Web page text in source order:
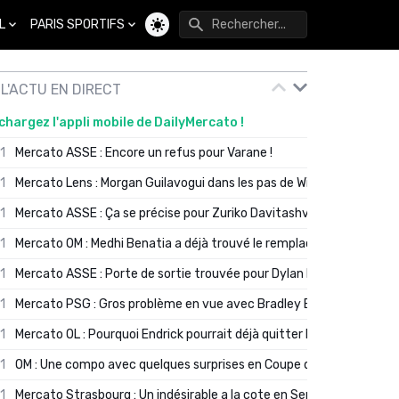
PARIS SPORTIFS
Changer de thème
L'ACTU EN DIRECT
l'appli mobile de DailyMercato !
Mercato ASSE : Encore un refus pour Varane !
Mercato Lens : Morgan Guilavogui dans les pas de Will Still ?
Mercato ASSE : Ça se précise pour Zuriko Davitashvili
Mercato OM : Medhi Benatia a déjà trouvé le remplaçant de Robinio
Mercato ASSE : Porte de sortie trouvée pour Dylan Batubinsika
Mercato PSG : Gros problème en vue avec Bradley Barcola ?
Mercato OL : Pourquoi Endrick pourrait déjà quitter Lyon en janvier
OM : Une compo avec quelques surprises en Coupe de France
Mercato Strasbourg : Un indésirable a la cote en Serie A